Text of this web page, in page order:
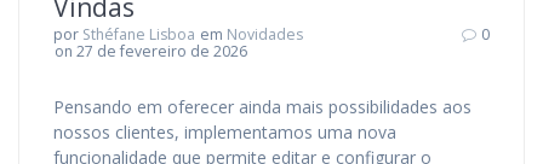
Vindas
por Sthéfane Lisboa em Novidades
on 27 de fevereiro de 2026
0
Pensando em oferecer ainda mais possibilidades aos
nossos clientes, implementamos uma nova
funcionalidade que permite editar e configurar o